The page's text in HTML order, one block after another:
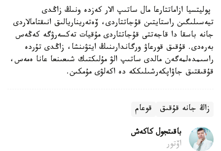
پوليتسيا ازاماتتارعا مال ساتىپ الار كەزدە ونىڭ زاڭدى
تيەسىلىگىن راستايتىن قۇجاتتاردى، ۆەتەريناريالىق انىقتامالاردى
جانە باسقا دا قاجەتتى قۇجاتتاردى مۇقيات تەكسەرۋگە كەڭەس
بەرەدى. قۇقىق قورعاۋ ورگاندارىنىڭ ايتۋىنشا، زاڭدى تۇردە
راسىمدەلمەگەن مالدى ساتىپ الۋ مۇلىكتىك شىعىنعا عانا ەمەس،
قۇقىقتىق جاۋاپكەرشىلىككە دە اكەلۋى مۇمكىن.
زاڭ جانە قۇقىق قوعام
باقىتجول كاكەش
اۆتور